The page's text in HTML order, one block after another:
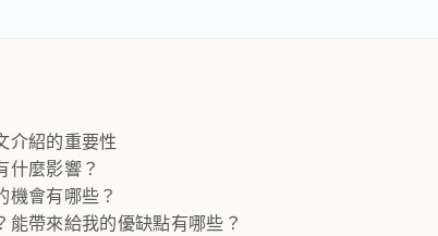
介紹的重要性
什麼影響？
機會有哪些？
能帶來給我的優缺點有哪些？